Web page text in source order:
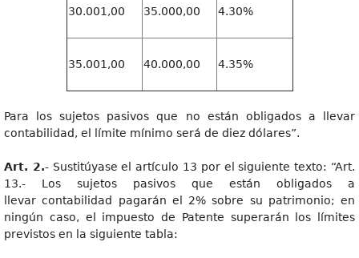
30.001,00 35.000,00 4.30%
35.001,00 40.000,00 4.35%
Para los sujetos pasivos que no están obligados a llevar
contabilidad, el límite mínimo será de diez dólares”.
Art. 2.- Sustitúyase el artículo 13 por el siguiente texto: “Art.
13.- Los sujetos pasivos que están obligados a
llevar contabilidad pagarán el 2% sobre su patrimonio; en
ningún caso, el impuesto de Patente superarán los límites
previstos en la siguiente tabla: